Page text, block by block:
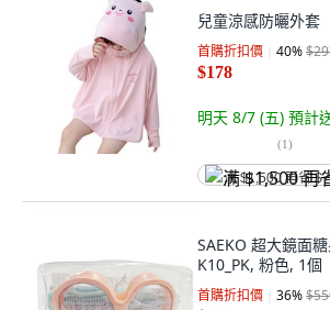
兒童涼感防曬外套
首購折扣價 40%
$178
明天 8/7 (五) 預計
(1)
满 $1,500 再省
SAEKO 超大鏡面
K10_PK, 粉色, 1個
首購折扣價 36%